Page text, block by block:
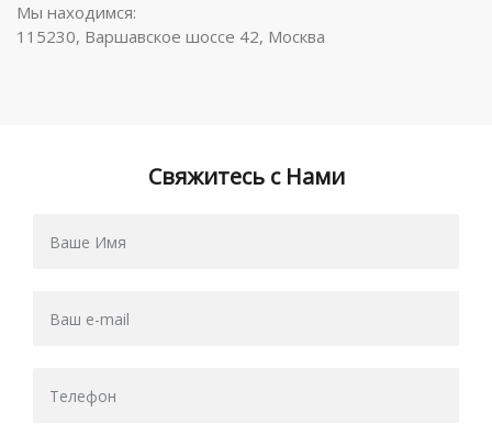
Мы находимся:
115230, Варшавское шоссе 42, Москва
Свяжитесь с Нами